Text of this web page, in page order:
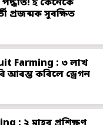
ই কেনেকৈ
প্ৰজন্মক সুৰক্ষিত
Farming : ৩ লাখ
আৰম্ভ কৰিলে ড্ৰেগন